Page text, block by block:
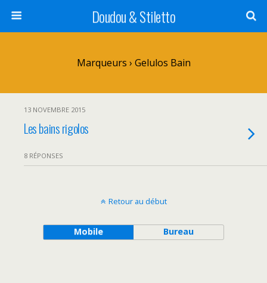
Doudou & Stiletto
Marqueurs › Gelulos Bain
13 NOVEMBRE 2015
Les bains rigolos
8 RÉPONSES
Retour au début
Mobile Bureau